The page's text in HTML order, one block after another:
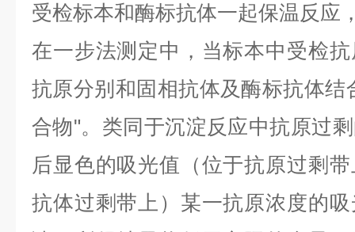
受检标本和酶标抗体一起保温反应
在一步法测定中，当标本中受检
抗原分别和固相抗体及酶标抗体结
合物"。类同于沉淀反应中抗原过
后显色的吸光值（位于抗原过剩
抗体过剩带上）某一抗原浓度的